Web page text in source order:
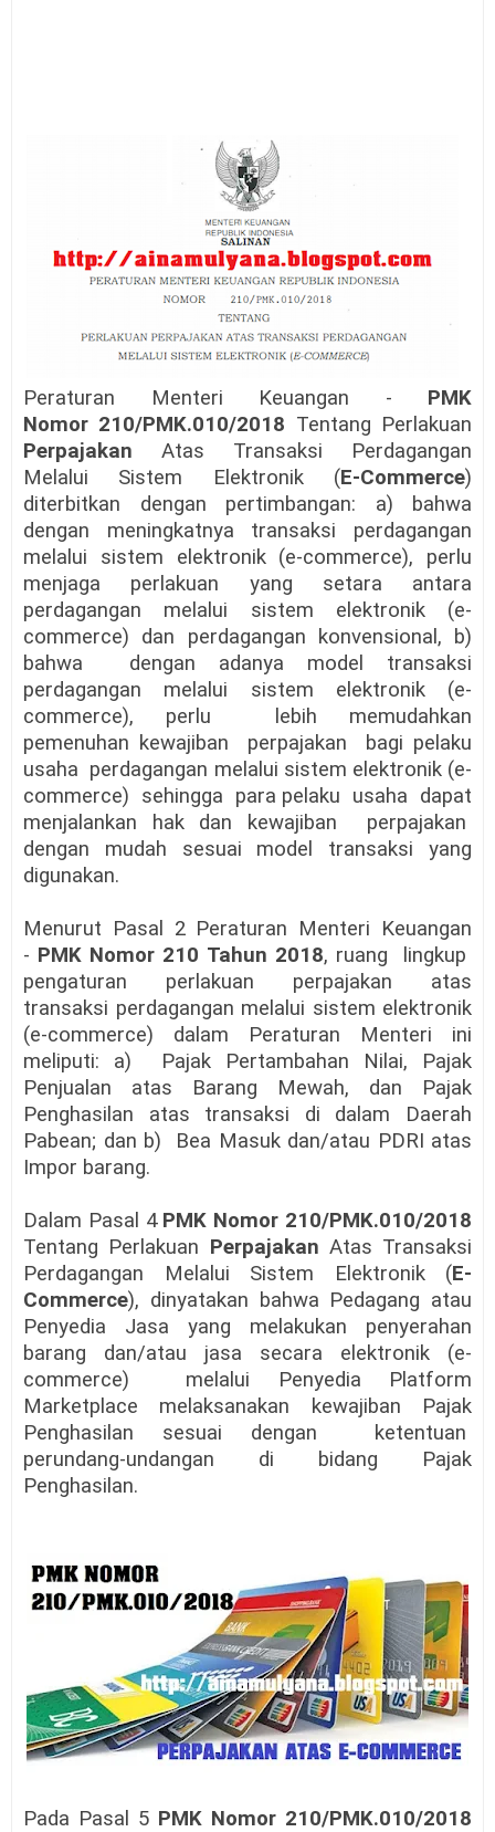
Peraturan Menteri Keuangan - PMK
Nomor 210/PMK.010/2018 Tentang Perlakuan
Perpajakan Atas Transaksi Perdagangan
Melalui Sistem Elektronik (E-Commerce)
diterbitkan dengan pertimbangan: a) bahwa
dengan meningkatnya transaksi perdagangan
melalui sistem elektronik (e-commerce), perlu
menjaga perlakuan yang setara antara
perdagangan melalui sistem elektronik (e-
commerce) dan perdagangan konvensional, b)
bahwa dengan adanya model transaksi
perdagangan melalui sistem elektronik (e-
commerce), perlu lebih memudahkan
pemenuhan kewajiban perpajakan bagi pelaku
usaha perdagangan melalui sistem elektronik (e­
commerce) sehingga para pelaku usaha dapat
menjalankan hak dan kewajiban perpajakan
dengan mudah sesuai model transaksi yang
digunakan.
Menurut Pasal 2 Peraturan Menteri Keuangan
- PMK Nomor 210 Tahun 2018, ruang lingkup
pengaturan perlakuan perpajakan atas
transaksi perdagangan melalui sistem elektronik
(e-commerce) dalam Peraturan Menteri ini
meliputi: a) Pajak Pertambahan Nilai, Pajak
Penjualan atas Barang Mewah, dan Pajak
Penghasilan atas transaksi di dalam Daerah
Pabean; dan b) Bea Masuk dan/atau PDRI atas
Impor barang.
Dalam Pasal 4 PMK Nomor 210/PMK.010/2018
Tentang Perlakuan Perpajakan Atas Transaksi
Perdagangan Melalui Sistem Elektronik (E-
Commerce), dinyatakan bahwa Pedagang atau
Penyedia Jasa yang melakukan penyerahan
barang dan/atau jasa secara elektronik (e-
commerce) melalui Penyedia Platform
Marketplace melaksanakan kewajiban Pajak
Penghasilan sesuai dengan ketentuan
perundang-undangan di bidang Pajak
Penghasilan.
Pada Pasal 5 PMK Nomor 210/PMK.010/2018